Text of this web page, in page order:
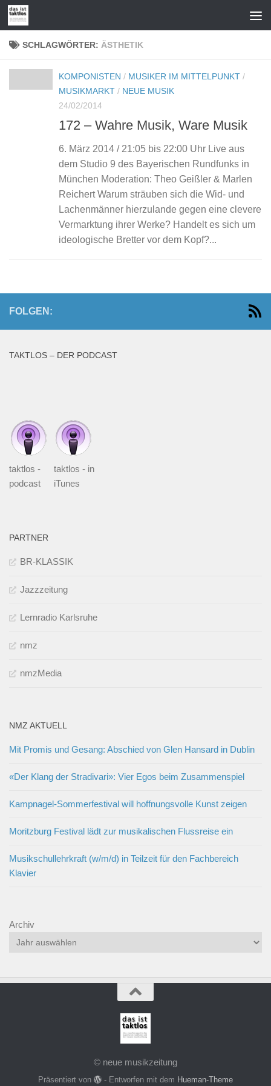
Zum Inhalt springen
SCHLAGWÖRTER: ÄSTHETIK
KOMPONISTEN / MUSIKER IM MITTELPUNKT /
MUSIKMARKT / NEUE MUSIK
24/02/2014
172 – Wahre Musik, Ware Musik
6. März 2014 / 21:05 bis 22:00 Uhr Live aus
dem Studio 9 des Bayerischen Rundfunks in
München Moderation: Theo Geißler & Marlen
Reichert Warum sträuben sich die Wid- und
Lachenmänner hierzulande gegen eine clevere
Vermarktung ihrer Werke? Handelt es sich um
ideologische Bretter vor dem Kopf?...
FOLGEN:
TAKTLOS – DER PODCAST
taktlos -
podcast
taktlos - in
iTunes
PARTNER
BR-KLASSIK
Jazzzeitung
Lernradio Karlsruhe
nmz
nmzMedia
NMZ AKTUELL
Mit Promis und Gesang: Abschied von Glen Hansard in Dublin
«Der Klang der Stradivari»: Vier Egos beim Zusammenspiel
Kampnagel-Sommerfestival will hoffnungsvolle Kunst zeigen
Moritzburg Festival lädt zur musikalischen Flussreise ein
Musikschullehrkraft (w/m/d) in Teilzeit für den Fachbereich
Klavier
Archiv
© neue musikzeitung
Präsentiert von - Entworfen mit dem Hueman-Theme